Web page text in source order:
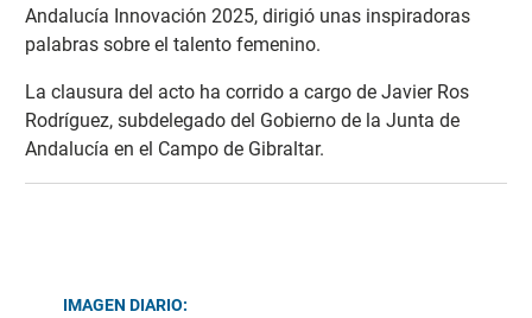
Andalucía Innovación 2025, dirigió unas inspiradoras
palabras sobre el talento femenino.
La clausura del acto ha corrido a cargo de Javier Ros
Rodríguez, subdelegado del Gobierno de la Junta de
Andalucía en el Campo de Gibraltar.
IMAGEN DIARIO: